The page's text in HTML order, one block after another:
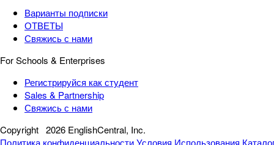
Варианты подписки
ОТВЕТЫ
Свяжись с нами
For Schools & Enterprises
Регистрируйся как студент
Sales & Partnership
Свяжись с нами
Copyright 2026 EnglishCentral, Inc.